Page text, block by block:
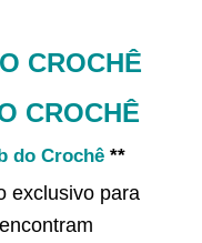
CROCHÊ
CROCHÊ
do Crochê **
exclusivo para